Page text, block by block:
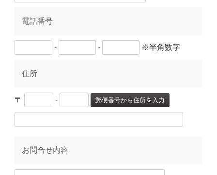
電話番号
- - ※半角数字
住所
〒 - 郵便番号から住所を入力
お問合せ内容